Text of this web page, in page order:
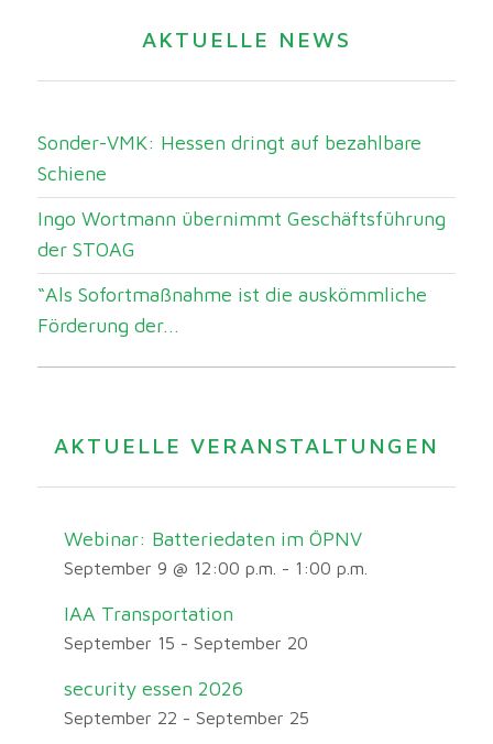
AKTUELLE NEWS
Sonder-VMK: Hessen dringt auf bezahlbare
Schiene
Ingo Wortmann übernimmt Geschäftsführung
der STOAG
“Als Sofortmaßnahme ist die auskömmliche
Förderung der...
AKTUELLE VERANSTALTUNGEN
Webinar: Batteriedaten im ÖPNV
September 9 @ 12:00 p.m. - 1:00 p.m.
IAA Transportation
September 15 - September 20
security essen 2026
September 22 - September 25